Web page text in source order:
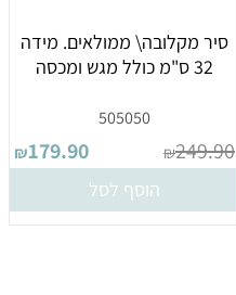
סיר מקלובה\ ממולאים. מידה
32 ס"מ כולל מגש ומכסה
505050
₪249.90
₪179.90
הוסף לסל